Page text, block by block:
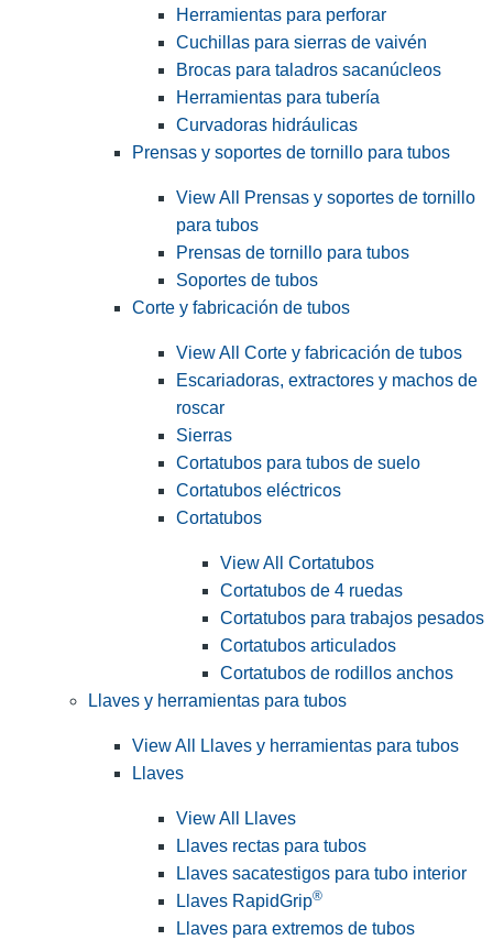
Herramientas para perforar
Cuchillas para sierras de vaivén
Brocas para taladros sacanúcleos
Herramientas para tubería
Curvadoras hidráulicas
Prensas y soportes de tornillo para tubos
View All Prensas y soportes de tornillo
para tubos
Prensas de tornillo para tubos
Soportes de tubos
Corte y fabricación de tubos
View All Corte y fabricación de tubos
Escariadoras, extractores y machos de
roscar
Sierras
Cortatubos para tubos de suelo
Cortatubos eléctricos
Cortatubos
View All Cortatubos
Cortatubos de 4 ruedas
Cortatubos para trabajos pesados
Cortatubos articulados
Cortatubos de rodillos anchos
Llaves y herramientas para tubos
View All Llaves y herramientas para tubos
Llaves
View All Llaves
Llaves rectas para tubos
Llaves sacatestigos para tubo interior
Llaves RapidGrip®
Llaves para extremos de tubos